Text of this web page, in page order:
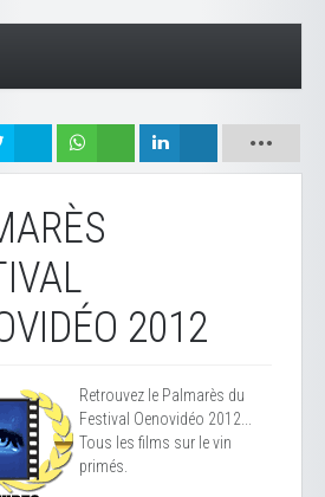
2012
Retrouvez le Palmarès du
Festival Oenovidéo 2012...
Tous les films sur le vin
primés.